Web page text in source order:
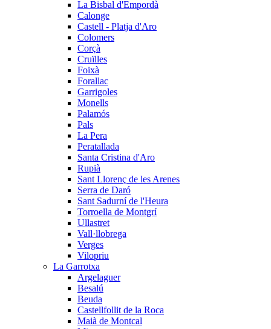
La Bisbal d'Empordà
Calonge
Castell - Platja d'Aro
Colomers
Corçà
Cruïlles
Foixà
Forallac
Garrigoles
Monells
Palamós
Pals
La Pera
Peratallada
Santa Cristina d'Aro
Rupià
Sant Llorenç de les Arenes
Serra de Daró
Sant Sadurní de l'Heura
Torroella de Montgrí
Ullastret
Vall·llobrega
Verges
Vilopriu
La Garrotxa
Argelaguer
Besalú
Beuda
Castellfollit de la Roca
Maià de Montcal